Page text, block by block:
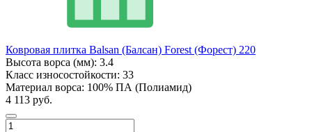
Ковровая плитка Balsan (Балсан) Forest (Форест) 220
Высота ворса (мм): 3.4
Класс износостойкости: 33
Материал ворса: 100% ПА (Полиамид)
4 113 руб.